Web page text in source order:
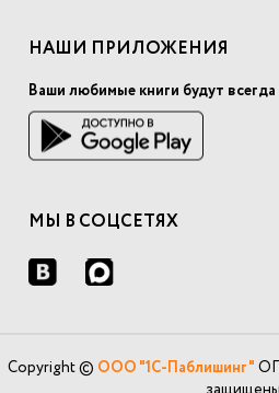
НАШИ ПРИЛОЖЕНИЯ
Ваши любимые книги будут
МЫ В СОЦСЕТЯХ
Copyright © ООО "1С-Паблишинг"